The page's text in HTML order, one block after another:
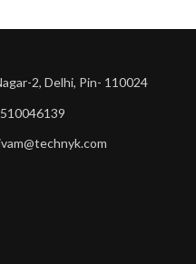
2, Delhi, Pin- 110024